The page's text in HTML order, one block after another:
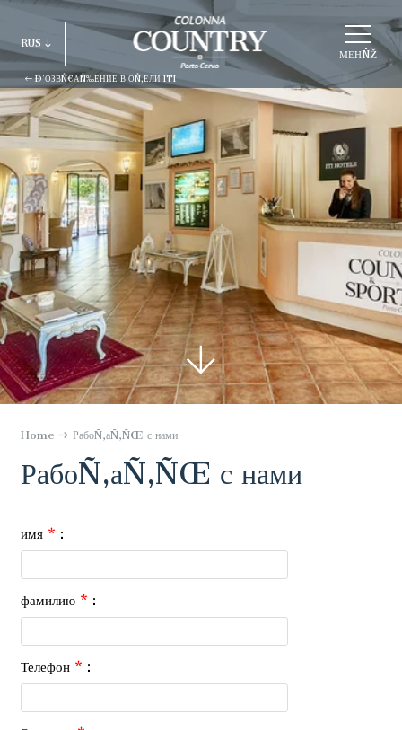
МЕНÑŽ
Ð’ОЗВÑ€АÑ‰ЕНИЕ В ОÑ‚ЕЛИ ITI
RUS
ITA
ENG
ESP
RUS
ВÑ‹БÑ€АÑ‚ÑŒ
СÑ‚Ñ€ÑƑКÑ‚ÑƑÑ€ÑƑ
Home РабоÑ‚аÑ‚ÑŒ с нами
РабоÑ‚аÑ‚ÑŒ с нами
имя * :
фамилию * :
Телефон * :